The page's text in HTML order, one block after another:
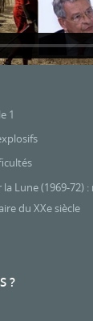
1
Lune (1969-72)
du XXe siècle
?